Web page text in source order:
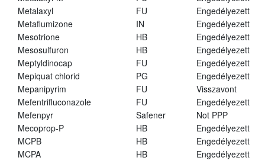
Metalaxyl
FU
Engedélyezett
Metaflumizone
IN
Engedélyezett
Mesotrione
HB
Engedélyezett
Mesosulfuron
HB
Engedélyezett
Meptyldinocap
FU
Engedélyezett
Mepiquat chlorid
PG
Engedélyezett
Mepanipyrim
FU
Visszavont
Mefentrifluconazole
FU
Engedélyezett
Mefenpyr
Safener
Not PPP
Mecoprop-P
HB
Engedélyezett
MCPB
HB
Engedélyezett
MCPA
HB
Engedélyezett